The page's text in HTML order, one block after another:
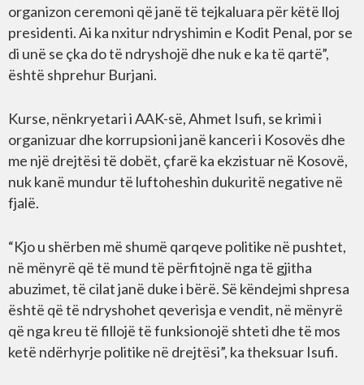
organizon ceremoni që janë të tejkaluara për këtë lloj
presidenti. Ai ka nxitur ndryshimin e Kodit Penal, por se
di unë se çka do të ndryshojë dhe nuk e ka të qartë”,
është shprehur Burjani.
Kurse, nënkryetari i AAK-së, Ahmet Isufi, se krimi i
organizuar dhe korrupsioni janë kanceri i Kosovës dhe
me një drejtësi të dobët, çfarë ka ekzistuar në Kosovë,
nuk kanë mundur të luftoheshin dukuritë negative në
fjalë.
“Kjo u shërben më shumë qarqeve politike në pushtet,
në mënyrë që të mund të përfitojnë nga të gjitha
abuzimet, të cilat janë duke i bërë. Së këndejmi shpresa
është që të ndryshohet qeverisja e vendit, në mënyrë
që nga kreu të fillojë të funksionojë shteti dhe të mos
ketë ndërhyrje politike në drejtësi”, ka theksuar Isufi.